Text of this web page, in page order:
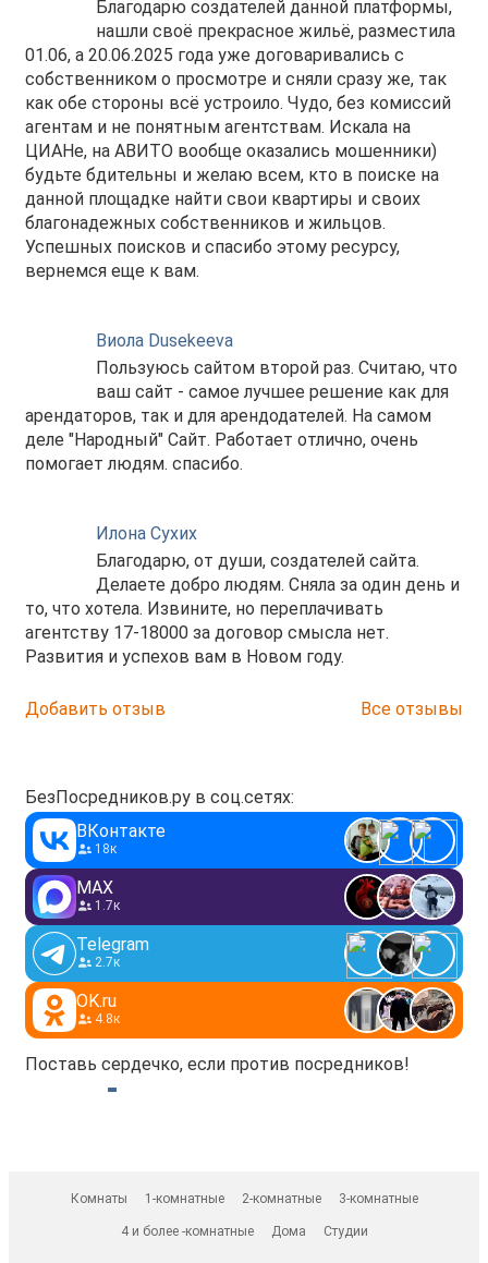
Благодарю создателей данной платформы,
нашли своё прекрасное жильё, разместила
01.06, а 20.06.2025 года уже договаривались с
собственником о просмотре и сняли сразу же, так
как обе стороны всё устроило. Чудо, без комиссий
агентам и не понятным агентствам. Искала на
ЦИАНе, на АВИТО вообще оказались мошенники)
будьте бдительны и желаю всем, кто в поиске на
данной площадке найти свои квартиры и своих
благонадежных собственников и жильцов.
Успешных поисков и спасибо этому ресурсу,
вернемся еще к вам.
Виола Dusekeeva
Пользуюсь сайтом второй раз. Считаю, что
ваш сайт - самое лучшее решение как для
арендаторов, так и для арендодателей. На самом
деле "Народный" Сайт. Работает отлично, очень
помогает людям. спасибо.
Илона Сухих
Благодарю, от души, создателей сайта.
Делаете добро людям. Сняла за один день и
то, что хотела. Извините, но переплачивать
агентству 17-18000 за договор смысла нет.
Развития и успехов вам в Новом году.
Добавить отзыв Все отзывы
БезПосредников.ру в соц.сетях:
ВКонтакте
18к
MAX
1.7к
Telegram
2.7к
OK.ru
4.8к
Поставь сердечко, если против посредников!
Комнаты 1-комнатные 2-комнатные 3-комнатные
4 и более -комнатные Дома Студии